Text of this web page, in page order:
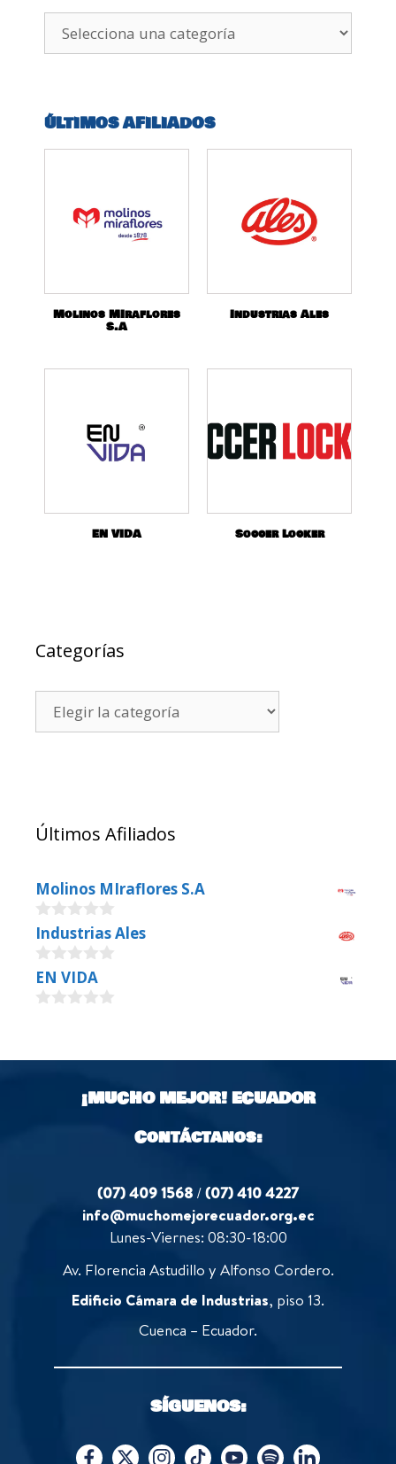
ÚLTIMOS AFILIADOS
Molinos MIraflores
S.A
Industrias Ales
EN VIDA Soccer Locker
Categorías
Últimos Afiliados
Molinos MIraflores S.A
0
o
u
t
o
f
Industrias Ales
0
o
u
5
EN VIDA
t
¡MUCHO MEJOR!ECUADOR
Contáctanos:
(07) 409 1568 /(07) 410 4227
info@muchomejorecuador.org.ec
Lunes-Viernes: 08:30-18:00
Av. Florencia Astudillo y Alfonso Cordero.
Edificio Cámara de Industrias, piso 13.
Cuenca – Ecuador.
SÍGUENOS: